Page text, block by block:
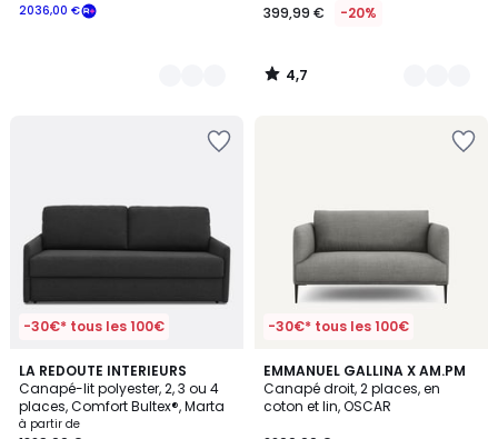
2036,00 € 399,99 € -20%
4,7
/
-30€* tous les 100€
LA REDOUTE INTERIEURS
Canapé-lit polyester, 2, 3 ou 4
places, Comfort Bultex®, Marta
à partir de
3
Couleurs
-30€* tous les 100€
EMMANUEL GALLINA X AM.PM
Canapé droit, 2 places, en
coton et lin, OSCAR
4
Couleurs